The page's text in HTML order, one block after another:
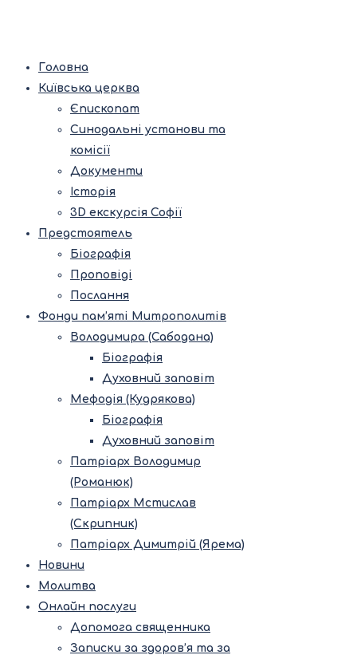
Головна
Київська церква
Єпископат
Синодальні установи та
комісії
Документи
Історія
3D екскурсія Софії
Предстоятель
Біографія
Проповіді
Послання
Фонди пам’яті Митрополитів
Володимира (Сабодана)
Біографія
Духовний заповіт
Мефодія (Кудрякова)
Біографія
Духовний заповіт
Патріарх Володимир
(Романюк)
Патріарх Мстислав
(Скрипник)
Патріарх Димитрій (Ярема)
Новини
Молитва
Онлайн послуги
Допомога священника
Записки за здоров’я та за